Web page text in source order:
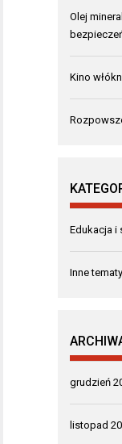
Olej
Kino
Edukacja i
Inne tematy
grudzień
listopad